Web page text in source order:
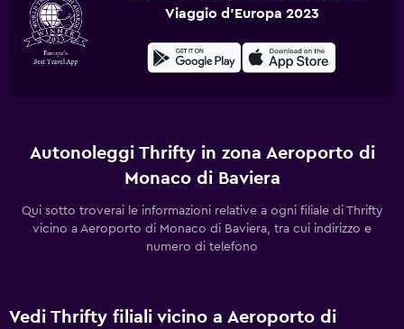
Viaggio d'Europa 2023
Autonoleggi Thrifty in zona Aeroporto di
Monaco di Baviera
Qui sotto troverai le informazioni relative a ogni filiale di Thrifty
vicino a Aeroporto di Monaco di Baviera, tra cui indirizzo e
numero di telefono
Vedi Thrifty filiali vicino a Aeroporto di